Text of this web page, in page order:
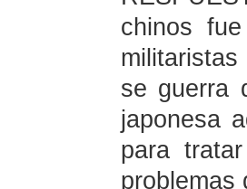
chinos
se guerra
japonesa
para
problemas